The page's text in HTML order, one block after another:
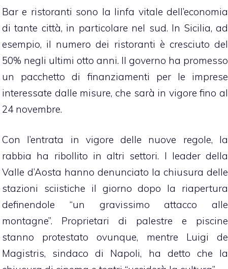
Bar e ristoranti sono la linfa vitale dell’economia
di tante città, in particolare nel sud. In Sicilia, ad
esempio, il numero dei ristoranti è cresciuto del
50% negli ultimi otto anni. Il governo ha promesso
un pacchetto di finanziamenti per le imprese
interessate dalle misure, che sarà in vigore fino al
24 novembre.
Con l’entrata in vigore delle nuove regole, la
rabbia ha ribollito in altri settori. I leader della
Valle d’Aosta hanno denunciato la chiusura delle
stazioni sciistiche il giorno dopo la riapertura
definendole “un gravissimo attacco alle
montagne”. Proprietari di palestre e piscine
stanno protestato ovunque, mentre Luigi de
Magistris, sindaco di Napoli, ha detto che la